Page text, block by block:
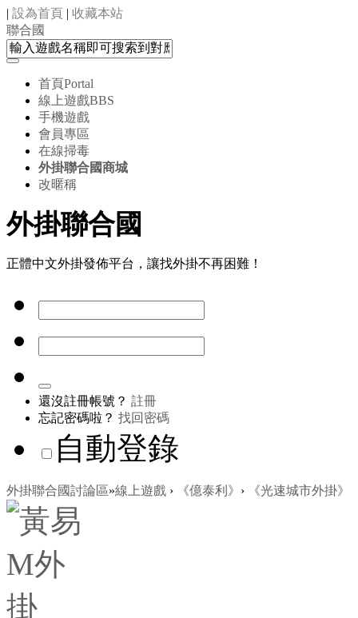
| 設為首頁 | 收藏本站
聯合國
首頁Portal
線上遊戲BBS
手機遊戲
會員專區
在線掃毒
外掛聯合國商城
改暱稱
外掛聯合國
正體中文外掛發佈平台，讓找外掛不再困難！
還沒註冊帳號？ 註冊
忘記密碼啦？ 找回密碼
自動登錄
外掛聯合國討論區»線上遊戲 › 《億泰利》 › 《光速城市外掛》